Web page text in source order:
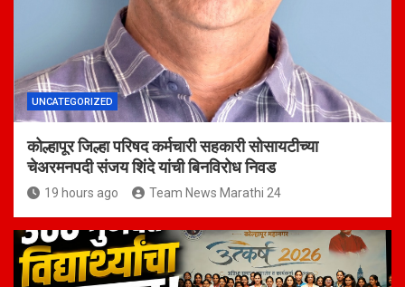
UNCATEGORIZED
कोल्हापूर जिल्हा परिषद कर्मचारी सहकारी सोसायटीच्या
चेअरमनपदी संजय शिंदे यांची बिनविरोध निवड
19 hours ago Team News Marathi 24